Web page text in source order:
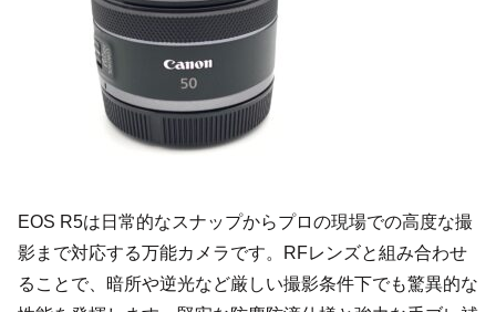
EOS R5は日常的なスナップからプロの現場での高度な撮
影まで対応する万能カメラです。RFレンズと組み合わせ
ることで、暗所や逆光など厳しい撮影条件下でも驚異的な